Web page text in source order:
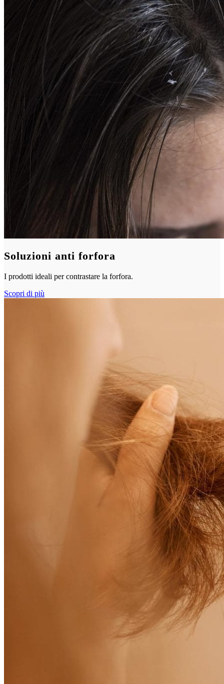
Soluzioni anti forfora
I prodotti ideali per contrastare la forfora.
Scopri di più